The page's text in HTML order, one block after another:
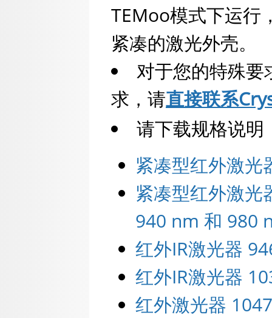
TEMoo模式下运行
紧凑的激光外壳。
对于您的特殊要
求，请直接联系
请下载规格说明
紧凑型红外激
紧凑型红外激
940 nm 和 980
红外IR激光器
红外IR激光器
红外激光器